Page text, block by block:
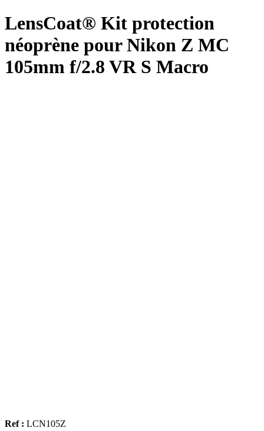
LensCoat® Kit protection
néoprène pour Nikon Z MC
105mm f/2.8 VR S Macro
Ref : LCN105Z